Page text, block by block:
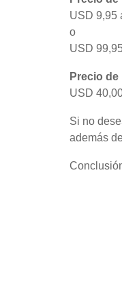
USD 9,95
o
USD
Precio
USD
Si no
además